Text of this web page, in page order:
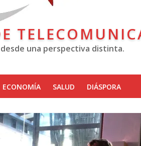
una perspectiva distinta.
ECONOMÍA SALUD DIÁSPORA